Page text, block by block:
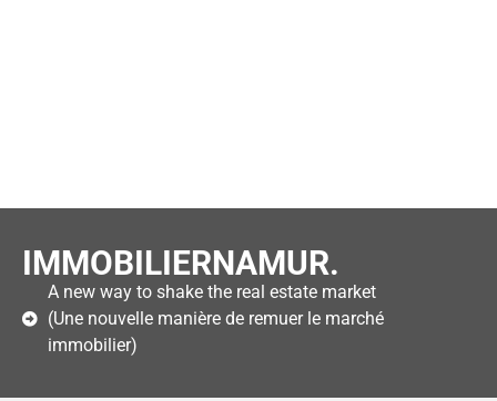
IMMOBILIERNAMUR.
A new way to shake the real estate market
(Une nouvelle manière de remuer le marché
immobilier)